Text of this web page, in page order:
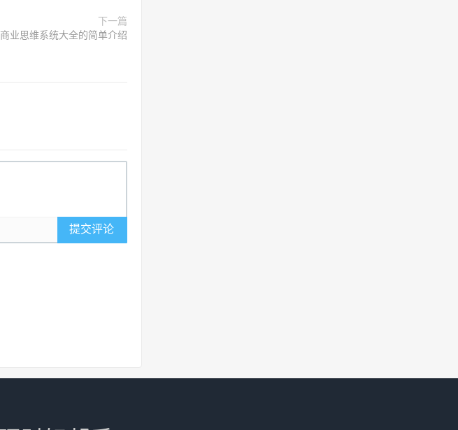
下一篇
商业思维系统大全的简单介绍
提交评论